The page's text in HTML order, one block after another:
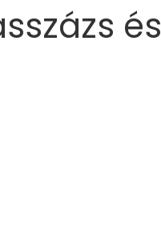
és